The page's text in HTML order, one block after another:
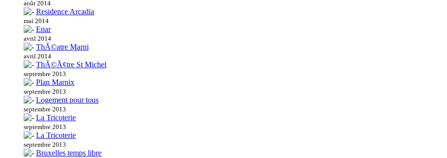
août 2014
Residence Arcadia
mai 2014
Enar
avril 2014
ThÃ©atre Marni
avril 2014
ThÃ©Ã¢tre St Michel
septembre 2013
Plan Marnix
septembre 2013
Logement pour tous
septembre 2013
La Tricoterie
septembre 2013
La Tricoterie
septembre 2013
Bruxelles temps libre